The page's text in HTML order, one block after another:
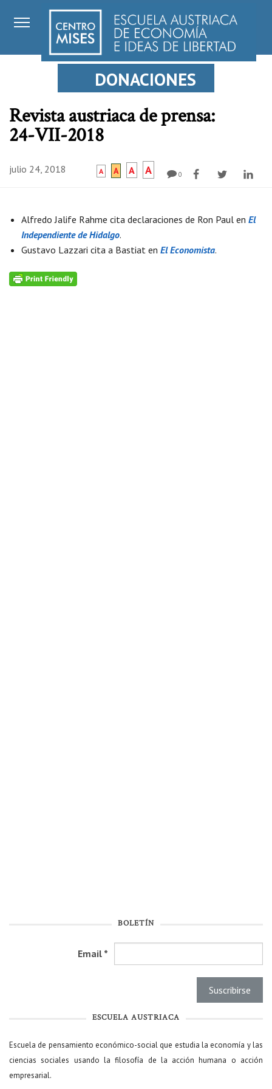
DONACIONES
Revista austriaca de prensa:
24-VII-2018
julio 24, 2018 A A A A 0
Alfredo Jalife Rahme cita declaraciones de Ron Paul en El
Independiente de Hidalgo.
Gustavo Lazzari cita a Bastiat en El Economista.
BOLETÍN
Email *
ESCUELA AUSTRIACA
Escuela de pensamiento económico-social que estudia la economía y las
ciencias sociales usando la filosofía de la acción humana o acción
empresarial.